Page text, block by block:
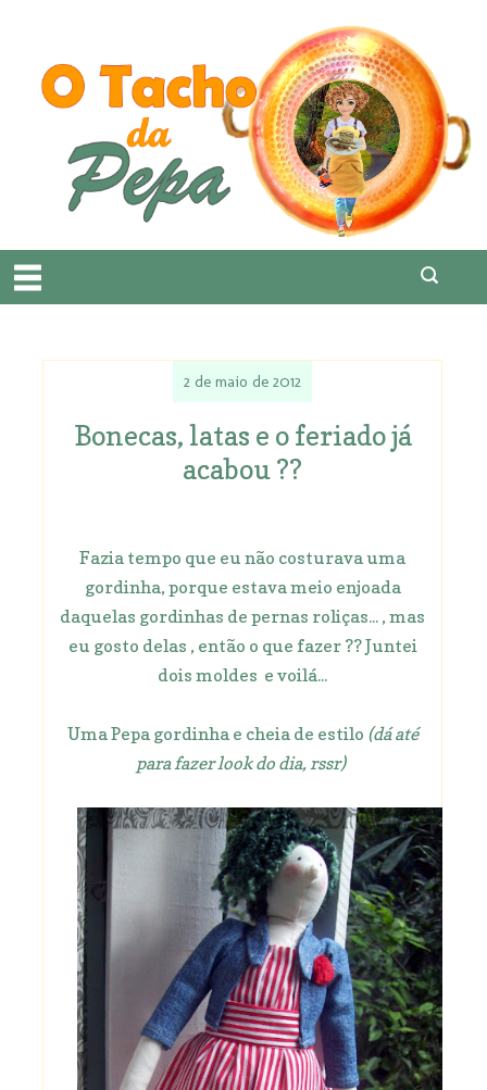
2 de maio de 2012
Bonecas, latas e o feriado já
acabou ??
Fazia tempo que eu não costurava uma
gordinha, porque estava meio enjoada
daquelas gordinhas de pernas roliças... , mas
eu gosto delas , então o que fazer ?? Juntei
dois moldes e voilá...
Uma Pepa gordinha e cheia de estilo (dá até
para fazer look do dia, rssr)